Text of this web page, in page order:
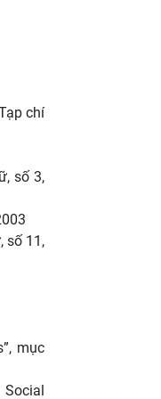
chí
số 3,
số 11,
mục